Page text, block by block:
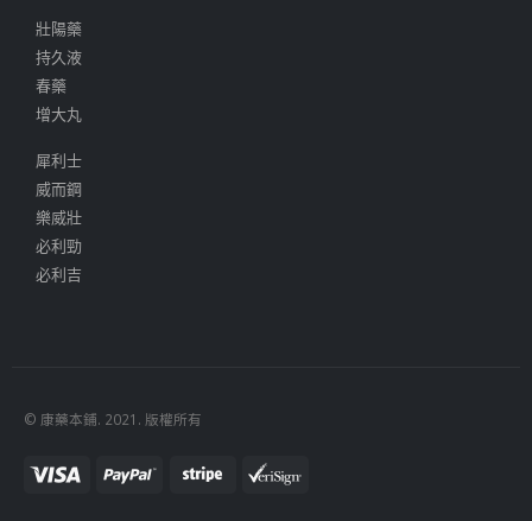
壯陽藥
持久液
春藥
增大丸
犀利士
威而鋼
樂威壯
必利勁
必利吉
© 康藥本鋪. 2021. 版權所有